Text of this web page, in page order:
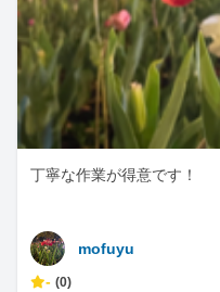
丁寧な作業が得意です！
mofuyu
- (0)